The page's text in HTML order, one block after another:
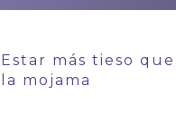
Estar más tieso que
la mojama